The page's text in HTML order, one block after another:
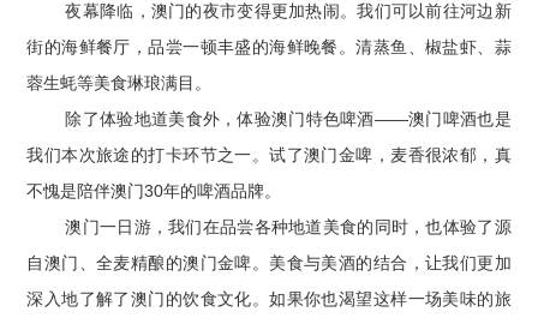
夜幕降临，澳门的夜市变得更加热闹。我们可以前往河边新
街的海鲜餐厅，品尝一顿丰盛的海鲜晚餐。清蒸鱼、椒盐虾、蒜
蓉生蚝等美食琳琅满目。
除了体验地道美食外，体验澳门特色啤酒——澳门啤酒也是
我们本次旅途的打卡环节之一。试了澳门金啤，麦香很浓郁，真
不愧是陪伴澳门30年的啤酒品牌。
澳门一日游，我们在品尝各种地道美食的同时，也体验了源
自澳门、全麦精酿的澳门金啤。美食与美酒的结合，让我们更加
深入地了解了澳门的饮食文化。如果你也渴望这样一场美味的旅